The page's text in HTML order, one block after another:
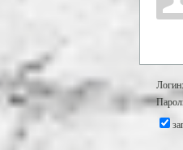
Логин: